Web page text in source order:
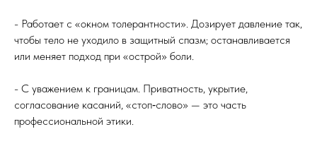
- Работает с «окном толерантности». Дозирует давление так,
чтобы тело не уходило в защитный спазм; останавливается
или меняет подход при «острой» боли.
- С уважением к границам. Приватность, укрытие,
согласование касаний, «стоп‑слово» — это часть
профессиональной этики.